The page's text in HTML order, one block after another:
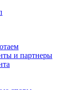
и партнеры